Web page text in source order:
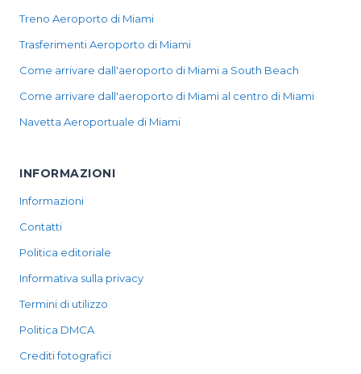
Treno Aeroporto di Miami
Trasferimenti Aeroporto di Miami
Come arrivare dall'aeroporto di Miami a South Beach
Come arrivare dall'aeroporto di Miami al centro di Miami
Navetta Aeroportuale di Miami
INFORMAZIONI
Informazioni
Contatti
Politica editoriale
Informativa sulla privacy
Termini di utilizzo
Politica DMCA
Crediti fotografici